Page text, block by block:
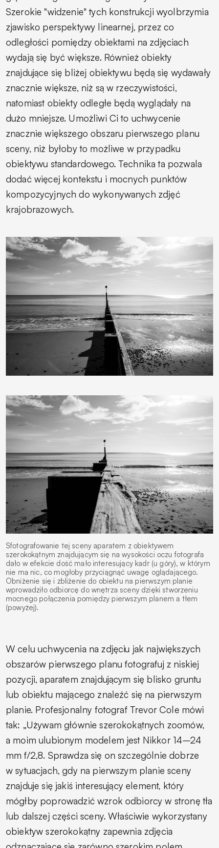
Szerokie "widzenie" tych konstrukcji wyolbrzymia
zjawisko perspektywy linearnej, przez co
odległości pomiędzy obiektami na zdjęciach
wydają się być większe. Również obiekty
znajdujące się bliżej obiektywu będą się wydawały
znacznie większe, niż są w rzeczywistości,
natomiast obiekty odległe będą wyglądały na
dużo mniejsze. Umożliwi Ci to uchwycenie
znacznie większego obszaru pierwszego planu
sceny, niż byłoby to możliwe w przypadku
obiektywu standardowego. Technika ta pozwala
dodać więcej kontekstu i mocnych punktów
kompozycyjnych do wykonywanych zdjęć
krajobrazowych.
Sfotografowanie tej sceny aparatem z obiektywem
szerokokątnym znajdującym się na wysokości oczu fotografa
dało w efekcie dość mało interesujący kadr (u góry), w którym
nie ma nic, co mogłoby przyciągnąć uwagę oglądającego.
Obniżenie się i zbliżenie do obiektu na pierwszym planie
wprowadziło odbiorcę do wnętrza sceny dzięki stworzeniu
mocnego połączenia pomiędzy pierwszym planem a tłem
(powyżej).
W celu uchwycenia na zdjęciu jak największych
obszarów pierwszego planu fotografuj z niskiej
pozycji, aparatem znajdującym się blisko gruntu
lub obiektu mającego znaleźć się na pierwszym
planie. Profesjonalny fotograf Trevor Cole mówi
tak: „Używam głównie szerokokątnych zoomów,
a moim ulubionym modelem jest ­Nikkor 14–24
mm f/2,8. Sprawdza się on szczególnie dobrze
w sytuacjach, gdy na pierwszym planie sceny
znajduje się jakiś interesujący element, który
mógłby poprowadzić wzrok odbiorcy w stronę tła
lub dalszej części sceny. Właściwie wykorzystany
obiektyw szerokokątny zapewnia zdjęcia